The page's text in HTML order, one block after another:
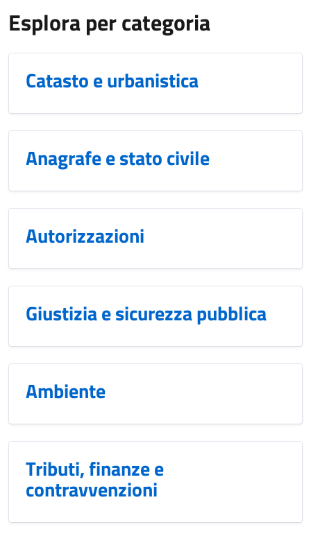
Esplora per categoria
Catasto e urbanistica
Anagrafe e stato civile
Autorizzazioni
Giustizia e sicurezza pubblica
Ambiente
Tributi, finanze e
contravvenzioni